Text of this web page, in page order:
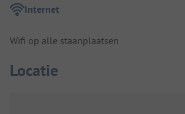
Internet
Wifi op alle staanplaatsen
Locatie